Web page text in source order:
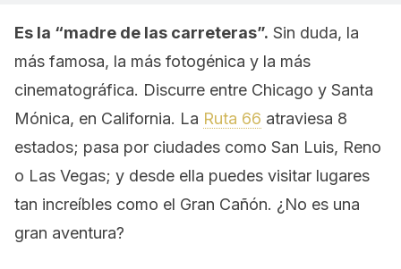
Es la “madre de las carreteras”. Sin duda, la
más famosa, la más fotogénica y la más
cinematográfica. Discurre entre Chicago y Santa
Mónica, en California. La Ruta 66 atraviesa 8
estados; pasa por ciudades como San Luis, Reno
o Las Vegas; y desde ella puedes visitar lugares
tan increíbles como el Gran Cañón. ¿No es una
gran aventura?